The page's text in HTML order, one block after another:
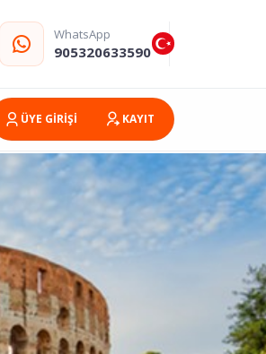
WhatsApp
905320633590
ÜYE GİRİŞİ KAYIT